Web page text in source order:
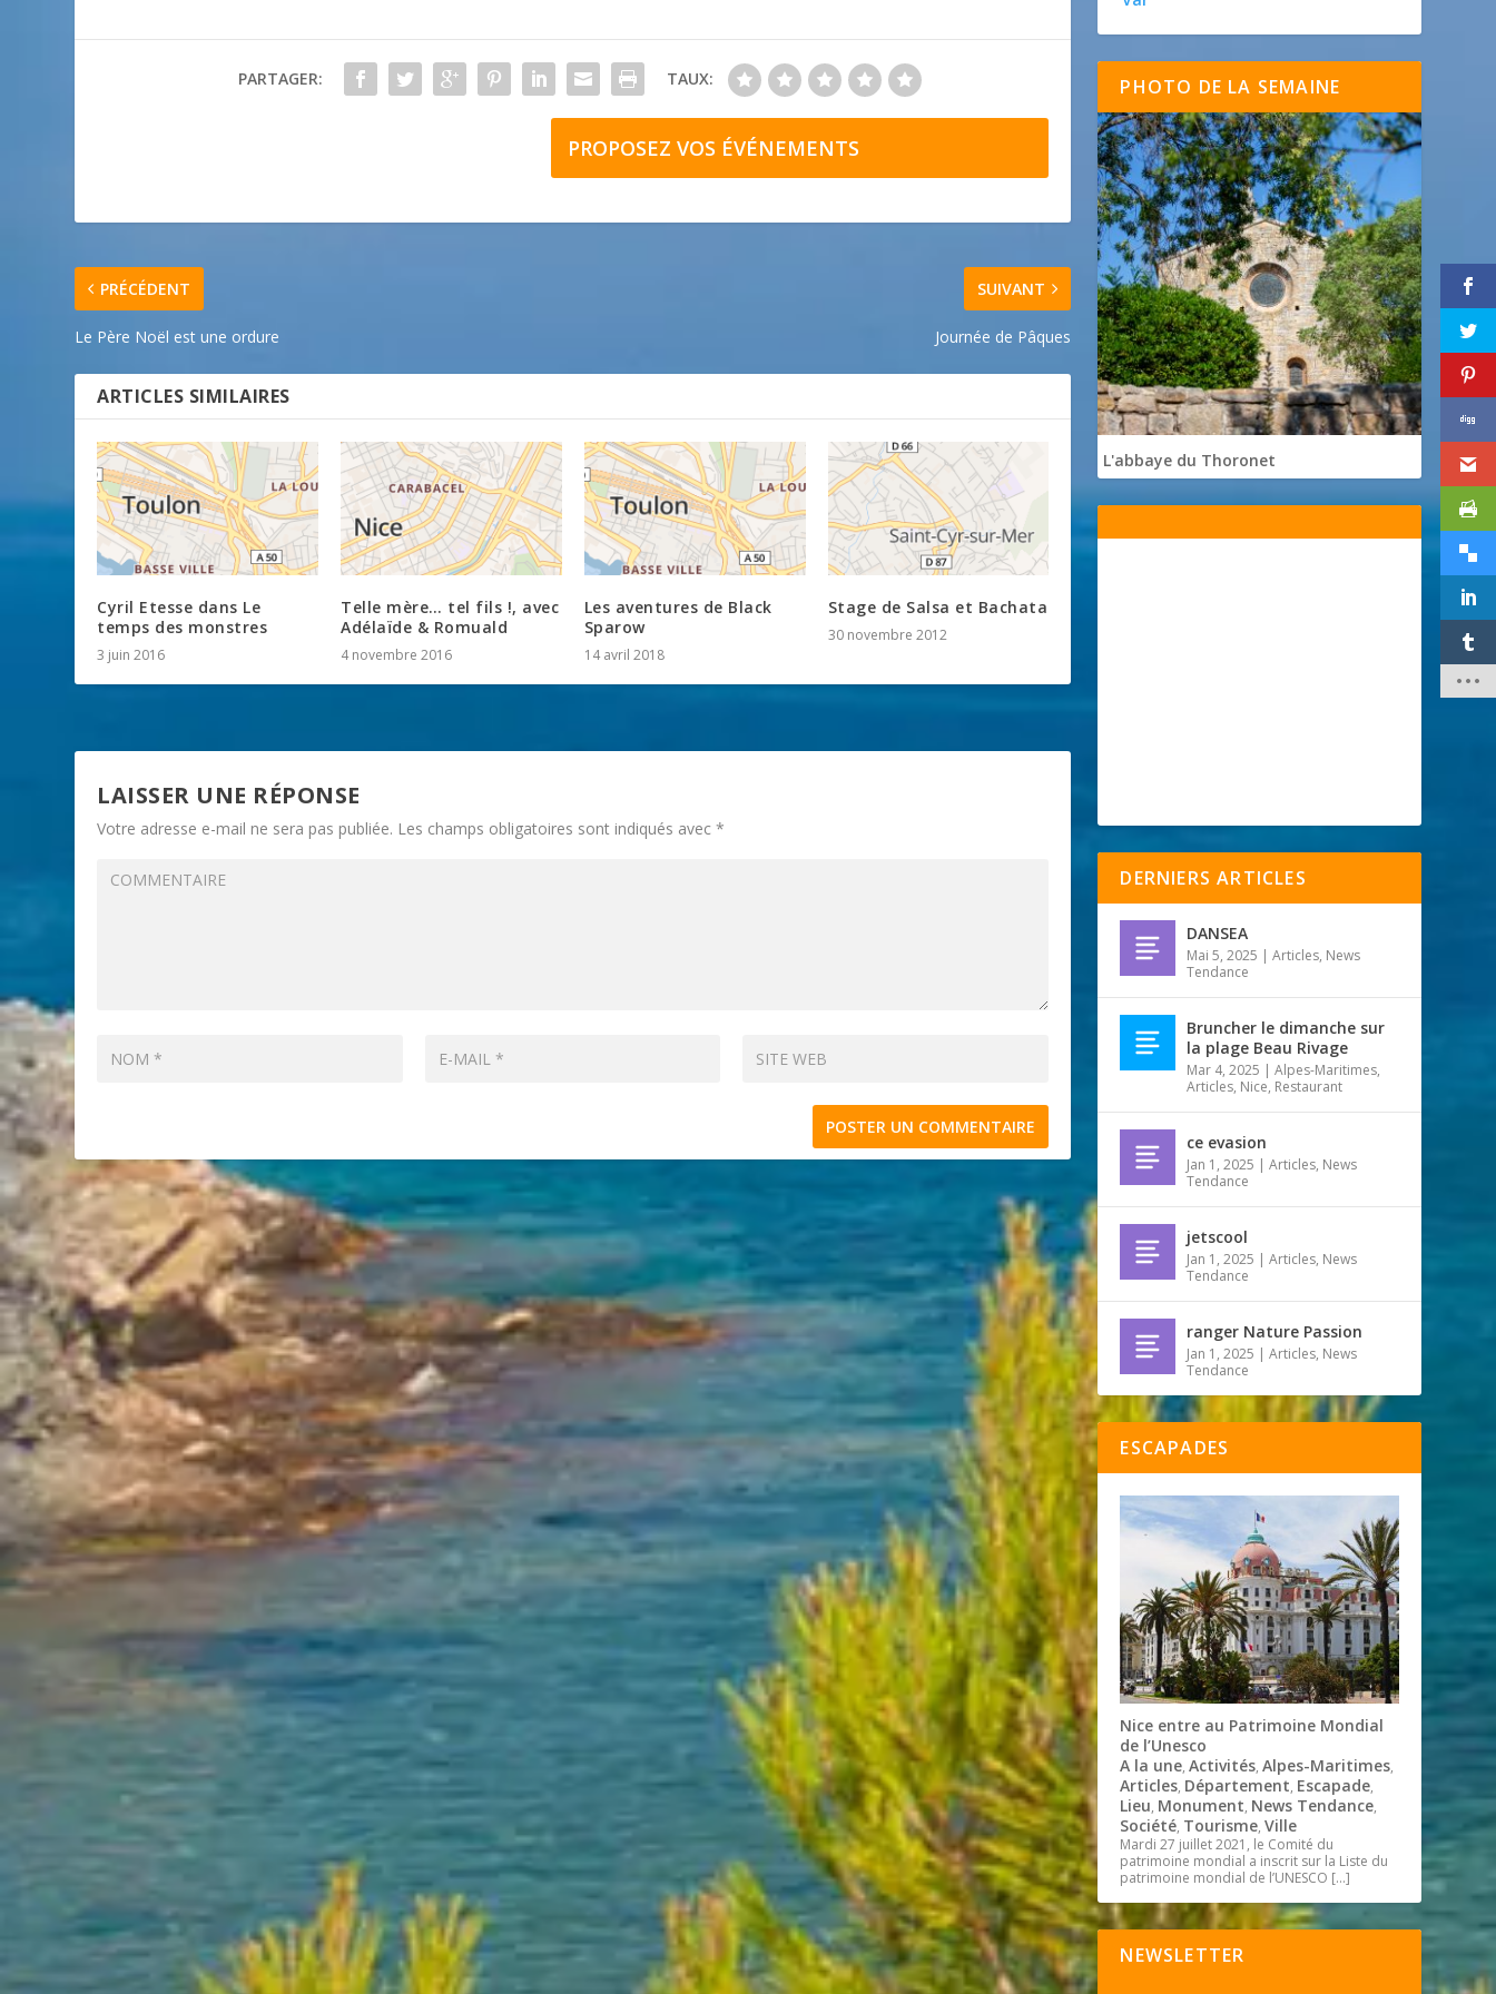
PARTAGER: TAUX:
PROPOSEZ VOS ÉVÉNEMENTS
PRÉCÉDENT
Le Père Noël est une ordure
SUIVANT
Journée de Pâques
ARTICLES SIMILAIRES
Cyril Etesse dans Le
temps des monstres
3 juin 2016
Telle mère… tel fils !, avec
Adélaïde & Romuald
4 novembre 2016
Les aventures de Black
Sparow
14 avril 2018
Stage de Salsa et Bachata
30 novembre 2012
LAISSER UNE RÉPONSE
Votre adresse e-mail ne sera pas publiée. Les champs obligatoires sont indiqués avec*
PHOTO DE LA SEMAINE
L'abbaye du Thoronet
DERNIERS ARTICLES
DANSEA
Mai 5, 2025 |Articles, News
Tendance
Bruncher le dimanche sur
la plage Beau Rivage
Mar 4, 2025 |Alpes-Maritimes,
Articles, Nice, Restaurant
ce evasion
Jan 1, 2025 |Articles, News
Tendance
jetscool
Jan 1, 2025 |Articles, News
Tendance
ranger Nature Passion
Jan 1, 2025 |Articles, News
Tendance
ESCAPADES
Nice entre au Patrimoine Mondial
de l’Unesco
A la une,Activités,Alpes-Maritimes,
Articles, Département, Escapade,
Lieu, Monument, News Tendance,
Société, Tourisme,Ville
Mardi 27 juillet 2021, le Comité du
patrimoine mondial a inscrit sur la Liste du
patrimoine mondial de l’UNESCO […]
NEWSLETTER